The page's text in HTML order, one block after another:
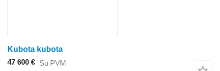
Kubota kubota
47 600 € Su PVM